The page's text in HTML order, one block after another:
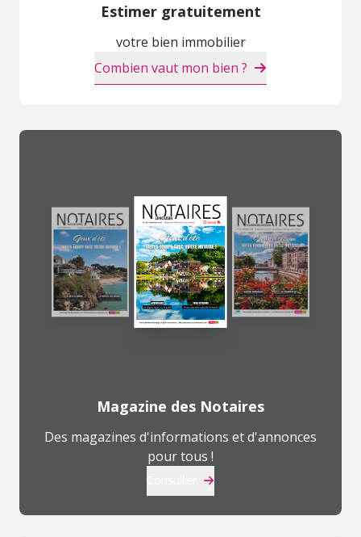
Estimer gratuitement
votre bien immobilier
Combien vaut mon bien ?
Magazine des Notaires
Des magazines d'informations et d'annonces
pour tous !